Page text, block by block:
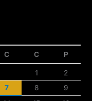
C C P
1
2
7 8
9